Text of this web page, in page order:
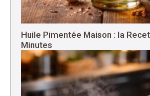
Huile Pimentée Maison : la
Minutes